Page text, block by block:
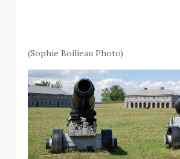
(Sophie Boilieau Photo)